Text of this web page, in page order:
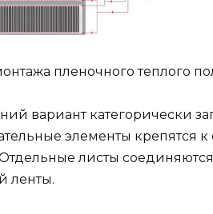
пленочного теплого
вариант категорически
элементы крепятся
Отдельные листы
ленты.